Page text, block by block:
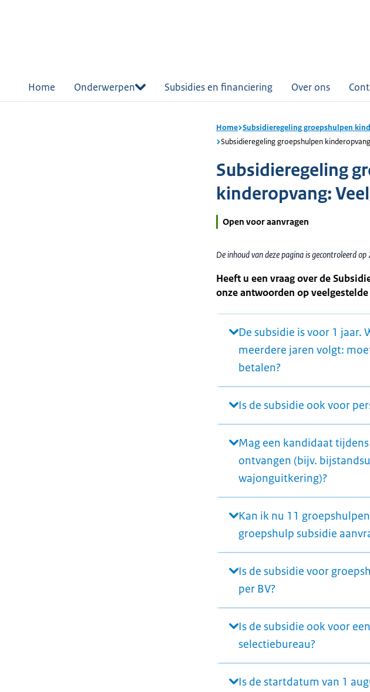
Home Onderwerpen Subsidies en financiering Over ons
Home Subsidieregeling groepshulpen
Subsidieregeling groepshulpen
Subsidieregeling
kinderopvang:
Open voor aanvragen
De inhoud van deze pagina is gecontroleerd
Heeft u een vraag over de
onze antwoorden op veelgestelde
De subsidie is voor 1 jaar.
meerdere jaren volgt:
betalen?
Is de subsidie ook voor
Mag een kandidaat
ontvangen (bijv.
wajonguitkering)?
Kan ik nu 11
groepshulp subsidie
Is de subsidie voor
per BV?
Is de subsidie ook voor
selectiebureau?
Is de startdatum van 1